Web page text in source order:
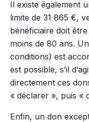
Il existe également
limite de 31 865 €,
bénéficiaire doit
moins de 80 ans.
conditions) est
est possible, s’il
directement ces
« déclarer », puis «
Enfin, un don